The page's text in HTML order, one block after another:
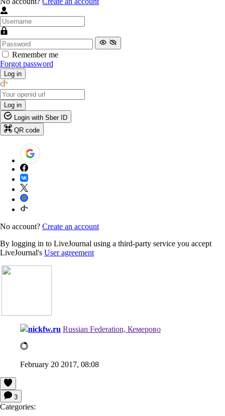
Remember me
Forgot password
Log in
Log in
Login with Sber ID
QR code
No account? Create an account
By logging in to LiveJournal using a third-party service you accept
LiveJournal's User agreement
nickfw.ru Russian Federation, Кемерово
February 20 2017, 08:08
3
Categories: